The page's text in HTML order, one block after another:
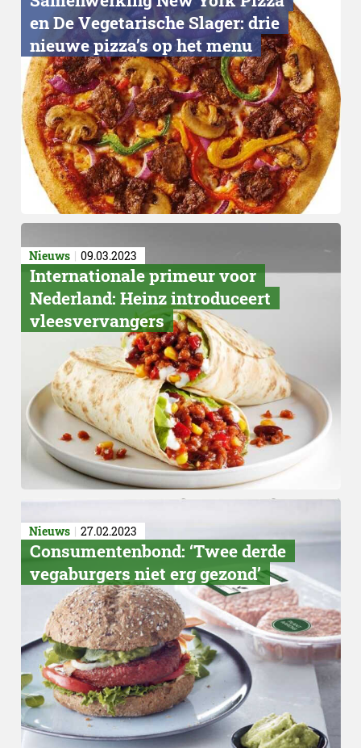
Vleesvervangers
Geen pretenties
Favoriete producten
en De Vegetarische Slager: drie
nieuwe pizza’s op het menu
Nieuws 09.03.2023
Internationale primeur voor
Nederland: Heinz introduceert
vleesvervangers
Nieuws 27.02.2023
Consumentenbond: ‘Twee derde
vegaburgers niet erg gezond’